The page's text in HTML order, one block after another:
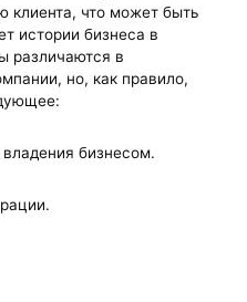
клиента, что может быть
истории бизнеса в
различаются в
но, как правило,
бизнесом.